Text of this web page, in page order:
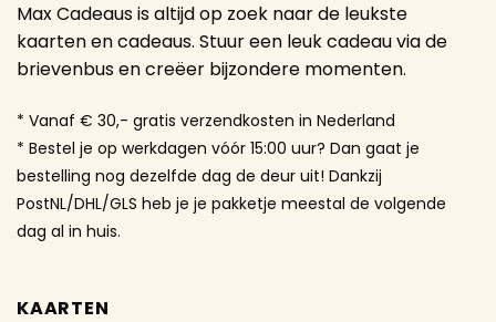
Max Cadeaus is altijd op zoek naar de leukste
kaarten en cadeaus. Stuur een leuk cadeau via de
brievenbus en creëer bijzondere momenten.
* Vanaf € 30,- gratis verzendkosten in Nederland
* Bestel je op werkdagen vóór 15:00 uur? Dan gaat je
bestelling nog dezelfde dag de deur uit! Dankzij
PostNL/DHL/GLS heb je je pakketje meestal de volgende
dag al in huis.
KAARTEN